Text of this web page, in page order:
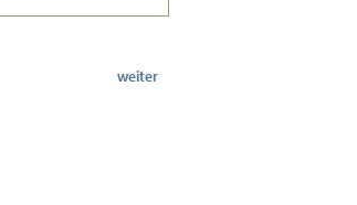
weiter